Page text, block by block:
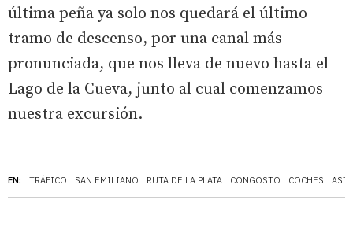
EN: TRÁFICO SAN EMILIANO RUTA DE LA PLATA CONGOSTO COCHES
última peña ya solo nos quedará el último
tramo de descenso, por una canal más
pronunciada, que nos lleva de nuevo hasta el
Lago de la Cueva, junto al cual comenzamos
nuestra excursión.